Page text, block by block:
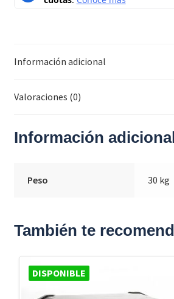
Información adicional
Valoraciones (0)
Información adicional
Peso 30 kg
También te
DISPONIBLE